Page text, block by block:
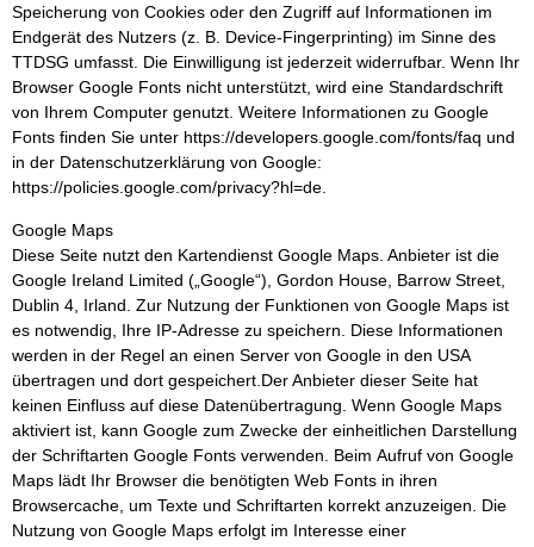
Speicherung von Cookies oder den Zugriff auf Informationen im
Endgerät des Nutzers (z. B. Device-Fingerprinting) im Sinne des
TTDSG umfasst. Die Einwilligung ist jederzeit widerrufbar. Wenn Ihr
Browser Google Fonts nicht unterstützt, wird eine Standardschrift
von Ihrem Computer genutzt. Weitere Informationen zu Google
Fonts finden Sie unter https://developers.google.com/fonts/faq und
in der Datenschutzerklärung von Google:
https://policies.google.com/privacy?hl=de.
Google Maps
Diese Seite nutzt den Kartendienst Google Maps. Anbieter ist die
Google Ireland Limited („Google“), Gordon House, Barrow Street,
Dublin 4, Irland. Zur Nutzung der Funktionen von Google Maps ist
es notwendig, Ihre IP-Adresse zu speichern. Diese Informationen
werden in der Regel an einen Server von Google in den USA
übertragen und dort gespeichert.Der Anbieter dieser Seite hat
keinen Einfluss auf diese Datenübertragung. Wenn Google Maps
aktiviert ist, kann Google zum Zwecke der einheitlichen Darstellung
der Schriftarten Google Fonts verwenden. Beim Aufruf von Google
Maps lädt Ihr Browser die benötigten Web Fonts in ihren
Browsercache, um Texte und Schriftarten korrekt anzuzeigen. Die
Nutzung von Google Maps erfolgt im Interesse einer